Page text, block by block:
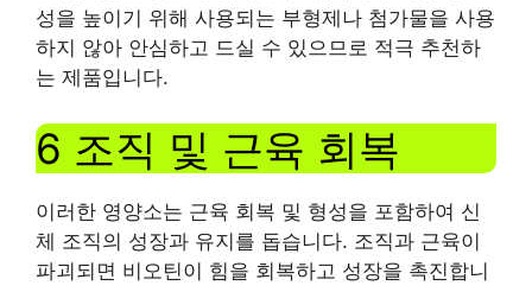
성을 높이기 위해 사용되는 부형제나 첨가물을 사용
하지 않아 안심하고 드실 수 있으므로 적극 추천하
는 제품입니다.
6 조직 및 근육 회복
이러한 영양소는 근육 회복 및 형성을 포함하여 신
체 조직의 성장과 유지를 돕습니다. 조직과 근육이
파괴되면 비오틴이 힘을 회복하고 성장을 촉진합니